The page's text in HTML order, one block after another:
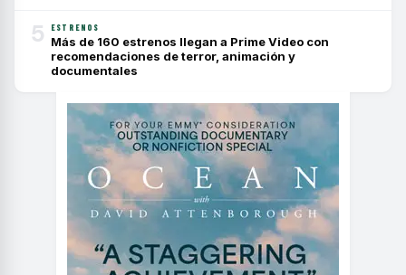
5 ESTRENOS
Más de 160 estrenos llegan a Prime Video con
recomendaciones de terror, animación y
documentales